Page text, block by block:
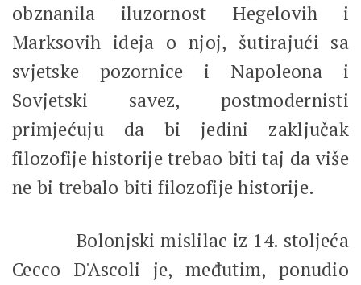
obznanila iluzornost Hegelovih i
Marksovih ideja o njoj, šutirajući sa
svjetske pozornice i Napoleona i
Sovjetski savez, postmodernisti
primjećuju da bi jedini zaključak
filozofije historije trebao biti taj da više
ne bi trebalo biti filozofije historije.
Bolonjski mislilac iz 14. stoljeća
Cecco D'Ascoli je, međutim, ponudio